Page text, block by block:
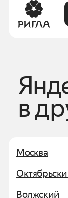
в
Москва
Волжский